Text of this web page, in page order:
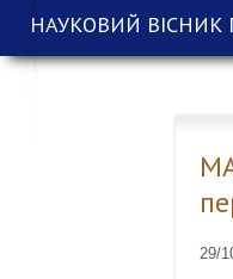
НАУКОВИЙ ВІСНИК
29/